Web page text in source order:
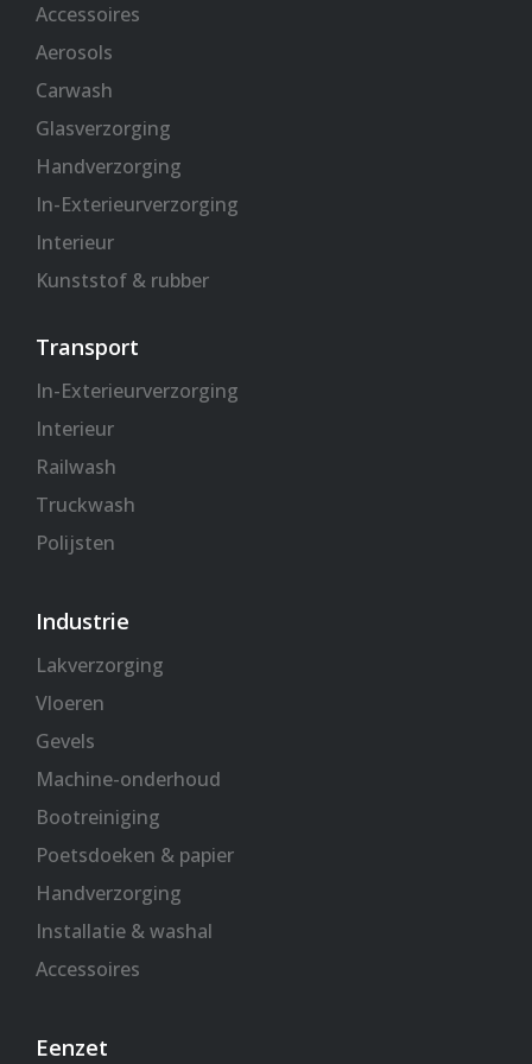
Accessoires
Aerosols
Carwash
Glasverzorging
Handverzorging
In-Exterieurverzorging
Interieur
Kunststof & rubber
Transport
In-Exterieurverzorging
Interieur
Railwash
Truckwash
Polijsten
Industrie
Lakverzorging
Vloeren
Gevels
Machine-onderhoud
Bootreiniging
Poetsdoeken & papier
Handverzorging
Installatie & washal
Accessoires
Eenzet